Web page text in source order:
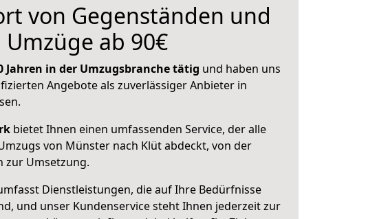
von Gegenständen und
ab 90€
Jahren in der Umzugsbranche tätig und haben uns
Angebote als zuverlässiger Anbieter in
bietet Ihnen einen umfassenden Service, der alle
von Münster nach Klüt abdeckt, von der
zur Umsetzung.
Dienstleistungen, die auf Ihre Bedürfnisse
und unser Kundenservice steht Ihnen jederzeit zur